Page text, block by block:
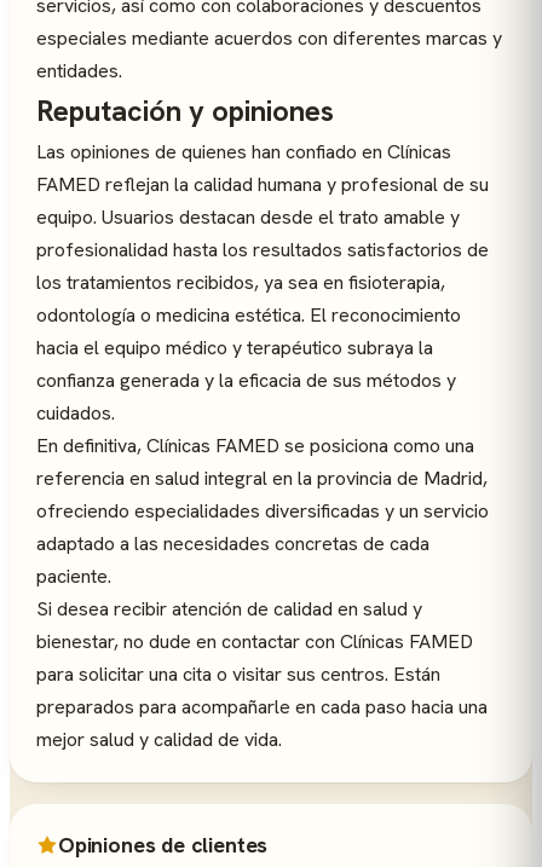
servicios, así como con colaboraciones y descuentos
especiales mediante acuerdos con diferentes marcas y
entidades.
Reputación y opiniones
Las opiniones de quienes han confiado en Clínicas
FAMED reflejan la calidad humana y profesional de su
equipo. Usuarios destacan desde el trato amable y
profesionalidad hasta los resultados satisfactorios de
los tratamientos recibidos, ya sea en fisioterapia,
odontología o medicina estética. El reconocimiento
hacia el equipo médico y terapéutico subraya la
confianza generada y la eficacia de sus métodos y
cuidados.
En definitiva, Clínicas FAMED se posiciona como una
referencia en salud integral en la provincia de Madrid,
ofreciendo especialidades diversificadas y un servicio
adaptado a las necesidades concretas de cada
paciente.
Si desea recibir atención de calidad en salud y
bienestar, no dude en contactar con Clínicas FAMED
para solicitar una cita o visitar sus centros. Están
preparados para acompañarle en cada paso hacia una
mejor salud y calidad de vida.
Opiniones de clientes